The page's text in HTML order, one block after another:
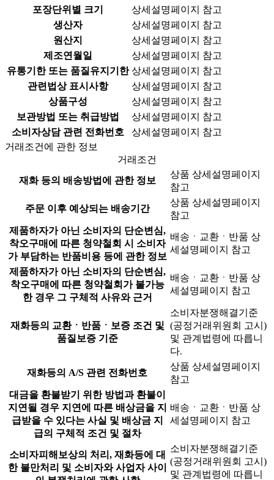
포장단위별 크기
상세설명페이지 참고
생산자
상세설명페이지 참고
원산지
상세설명페이지 참고
제조연월일
상세설명페이지 참고
유통기한 또는 품질유지기한 상세설명페이지 참고
관련법상 표시사항
상세설명페이지 참고
상품구성
상세설명페이지 참고
보관방법 또는 취급방법
상세설명페이지 참고
소비자상담 관련 전화번호
상세설명페이지 참고
거래조건에 관한 정보
거래조건
재화 등의 배송방법에 관한 정보
상품 상세설명페이지
참고
주문 이후 예상되는 배송기간
상품 상세설명페이지
참고
제품하자가 아닌 소비자의 단순변심,
착오구매에 따른 청약철회 시 소비자
가 부담하는 반품비용 등에 관한 정보
배송ㆍ교환ㆍ반품 상
세설명페이지 참고
제품하자가 아닌 소비자의 단순변심,
착오구매에 따른 청약철회가 불가능
한 경우 그 구체적 사유와 근거
배송ㆍ교환ㆍ반품 상
세설명페이지 참고
재화등의 교환ㆍ반품ㆍ보증 조건 및
품질보증 기준
소비자분쟁해결기준
(공정거래위원회 고시)
및 관계법령에 따릅니
다.
재화등의 A/S 관련 전화번호
상품 상세설명페이지
참고
대금을 환불받기 위한 방법과 환불이
지연될 경우 지연에 따른 배상금을 지
급받을 수 있다는 사실 및 배상금 지
급의 구체적 조건 및 절차
배송ㆍ교환ㆍ반품 상
세설명페이지 참고
소비자피해보상의 처리, 재화등에 대
한 불만처리 및 소비자와 사업자 사이
소비자분쟁해결기준
(공정거래위원회 고시)
및 관계법령에 따릅니